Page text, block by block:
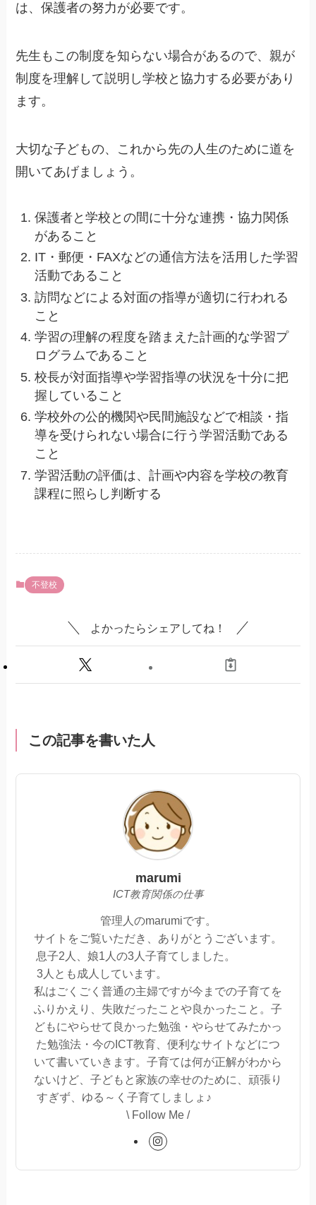
は、保護者の努力が必要です。
先生もこの制度を知らない場合があるので、親が
制度を理解して説明し学校と協力する必要があり
ます。
大切な子どもの、これから先の人生のために道を
開いてあげましょう。
保護者と学校との間に十分な連携・協力関係
があること
IT・郵便・FAXなどの通信方法を活用した学習
活動であること
訪問などによる対面の指導が適切に行われる
こと
学習の理解の程度を踏まえた計画的な学習プ
ログラムであること
校長が対面指導や学習指導の状況を十分に把
握していること
学校外の公的機関や民間施設などで相談・指
導を受けられない場合に行う学習活動である
こと
学習活動の評価は、計画や内容を学校の教育
課程に照らし判断する
不登校
よかったらシェアしてね！
この記事を書いた人
marumi
ICT教育関係の仕事
管理人のmarumiです。
サイトをご覧いただき、ありがとうございます。
息子2人、娘1人の3人子育てしました。
3人とも成人しています。
私はごくごく普通の主婦ですが今までの子育てを
ふりかえり、失敗だったことや良かったこと。子
どもにやらせて良かった勉強・やらせてみたかっ
た勉強法・今のICT教育、便利なサイトなどにつ
いて書いていきます。子育ては何が正解がわから
ないけど、子どもと家族の幸せのために、頑張り
すぎず、ゆる～く子育てしましょ♪
\ Follow Me /